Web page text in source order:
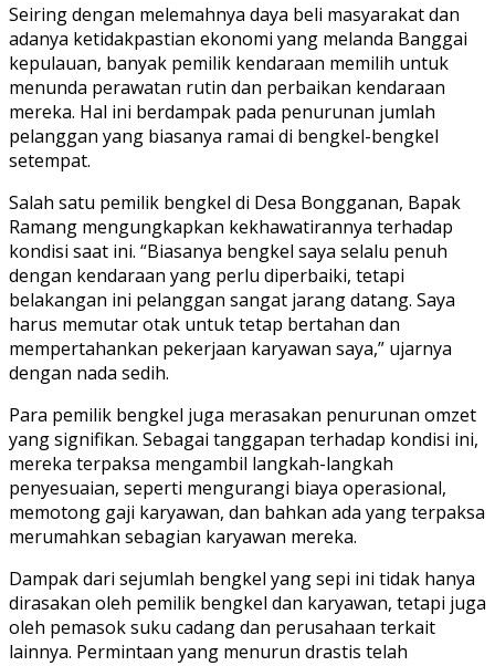
Seiring dengan melemahnya daya beli masyarakat dan
adanya ketidakpastian ekonomi yang melanda Banggai
kepulauan, banyak pemilik kendaraan memilih untuk
menunda perawatan rutin dan perbaikan kendaraan
mereka. Hal ini berdampak pada penurunan jumlah
pelanggan yang biasanya ramai di bengkel-bengkel
setempat.
Salah satu pemilik bengkel di Desa Bongganan, Bapak
Ramang mengungkapkan kekhawatirannya terhadap
kondisi saat ini. “Biasanya bengkel saya selalu penuh
dengan kendaraan yang perlu diperbaiki, tetapi
belakangan ini pelanggan sangat jarang datang. Saya
harus memutar otak untuk tetap bertahan dan
mempertahankan pekerjaan karyawan saya,” ujarnya
dengan nada sedih.
Para pemilik bengkel juga merasakan penurunan omzet
yang signifikan. Sebagai tanggapan terhadap kondisi ini,
mereka terpaksa mengambil langkah-langkah
penyesuaian, seperti mengurangi biaya operasional,
memotong gaji karyawan, dan bahkan ada yang terpaksa
merumahkan sebagian karyawan mereka.
Dampak dari sejumlah bengkel yang sepi ini tidak hanya
dirasakan oleh pemilik bengkel dan karyawan, tetapi juga
oleh pemasok suku cadang dan perusahaan terkait
lainnya. Permintaan yang menurun drastis telah